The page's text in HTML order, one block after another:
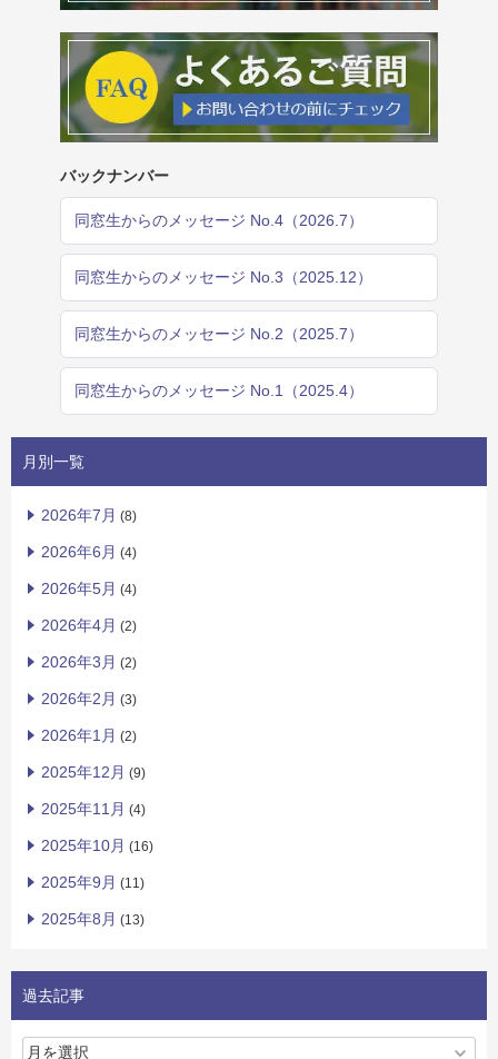
バックナンバー
同窓生からのメッセージ No.4（2026.7）
同窓生からのメッセージ No.3（2025.12）
同窓生からのメッセージ No.2（2025.7）
同窓生からのメッセージ No.1（2025.4）
月別一覧
2026年7月 (8)
2026年6月 (4)
2026年5月 (4)
2026年4月 (2)
2026年3月 (2)
2026年2月 (3)
2026年1月 (2)
2025年12月 (9)
2025年11月 (4)
2025年10月 (16)
2025年9月 (11)
2025年8月 (13)
過去記事